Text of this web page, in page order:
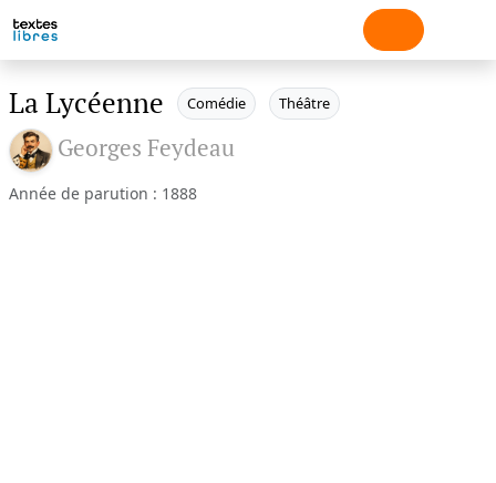
La Lycéenne Comédie Théâtre
Georges Feydeau
Année de parution : 1888